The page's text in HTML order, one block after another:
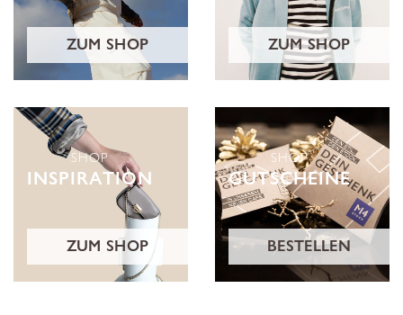
ZUM SHOP ZUM SHOP
SHOP
INSPIRATION
ZUM SHOP
SHOP
GUTSCHEINE
BESTELLEN